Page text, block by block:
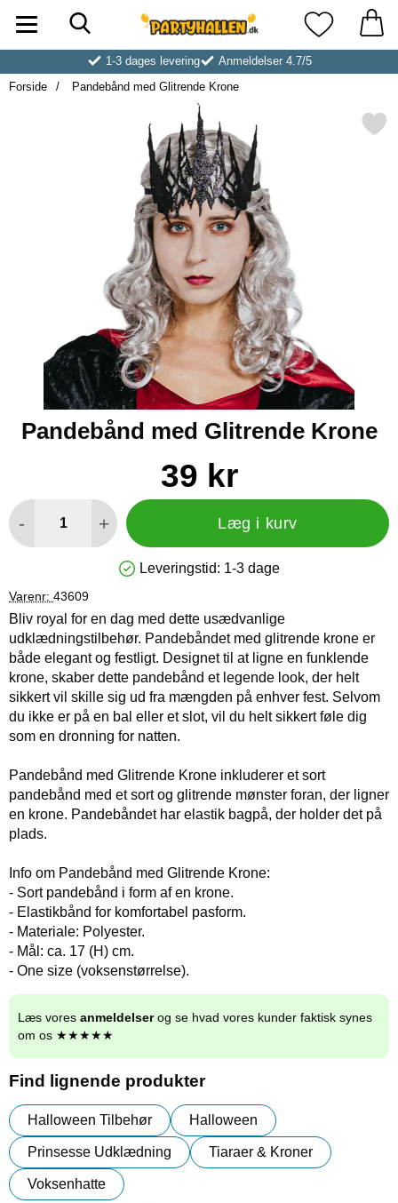
Startside for Partyhallen AB Mine
1-3 dages levering
Anmeldelser 4.7/5
Forside
Pandebånd med Glitrende Krone
Markér pandebånd med
Pandebånd med Glitrende Krone
Køb dette produkt Pandebånd med Glitrende Krone
pris
39 kr
- + Læg i kurv
Produkttilgængelighed: På lager
Leveringstid: 1-3 dage
Varenr: 43609
Bliv royal for en dag med dette usædvanlige
udklædningstilbehør. Pandebåndet med glitrende krone er
både elegant og festligt. Designet til at ligne en funklende
krone, skaber dette pandebånd et legende look, der helt
sikkert vil skille sig ud fra mængden på enhver fest. Selvom
du ikke er på en bal eller et slot, vil du helt sikkert føle dig
som en dronning for natten.
Pandebånd med Glitrende Krone inkluderer et sort
pandebånd med et sort og glitrende mønster foran, der ligner
en krone. Pandebåndet har elastik bagpå, der holder det på
plads.
Info om Pandebånd med Glitrende Krone:
- Sort pandebånd i form af en krone.
- Elastikbånd for komfortabel pasform.
- Materiale: Polyester.
- Mål: ca. 17 (H) cm.
- One size (voksenstørrelse).
Læs vores anmeldelserog se hvad vores kunder faktisk synes
om os ★★★★★
Find lignende produkter
Halloween Tilbehør Halloween
Prinsesse Udklædning Tiaraer & Kroner
Voksenhatte